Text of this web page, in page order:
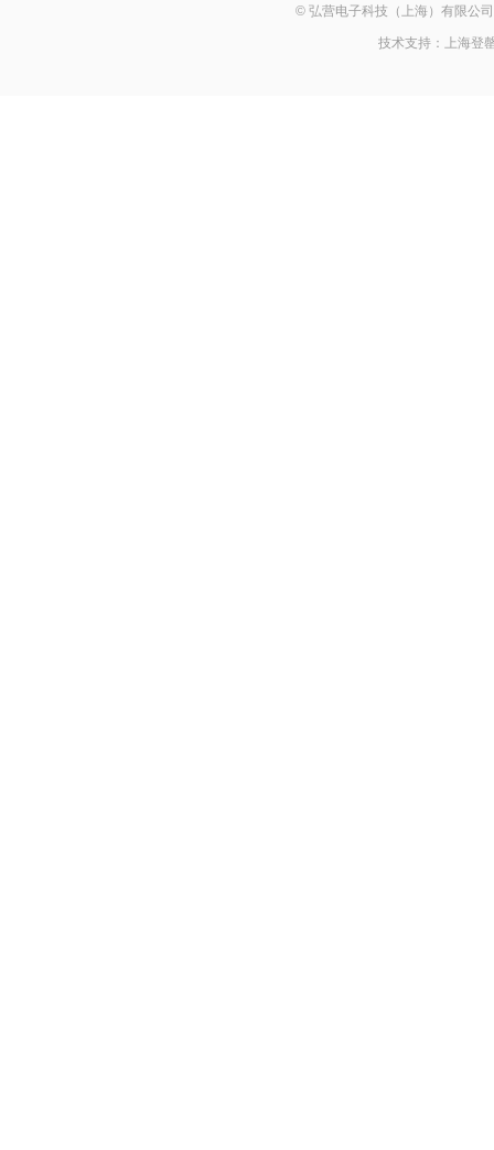
© 弘营电子科技（上海）有限公
技术支持： 上海登